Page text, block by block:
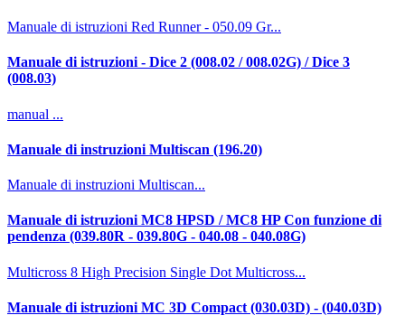
Manuale di istruzioni Red Runner - 050.09 Gr...
Manuale di istruzioni - Dice 2 (008.02 / 008.02G) / Dice 3
(008.03)
manual ...
Manuale di instruzioni Multiscan (196.20)
Manuale di instruzioni Multiscan...
Manuale di istruzioni MC8 HPSD / MC8 HP Con funzione di
pendenza (039.80R - 039.80G - 040.08 - 040.08G)
Multicross 8 High Precision Single Dot Multicross...
Manuale di istruzioni MC 3D Compact (030.03D) - (040.03D)